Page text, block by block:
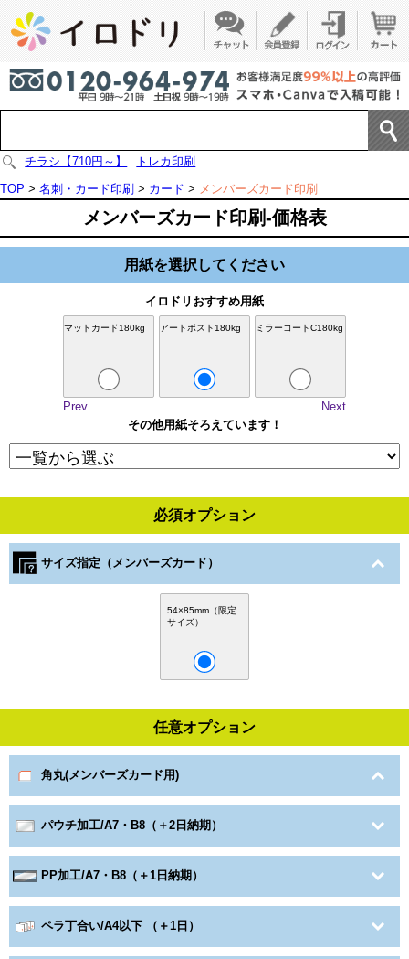
チラシ【710円～】
トレカ印刷
TOP > 名刺・カード印刷 > カード > メンバーズカード印刷
メンバーズカード印刷-価格表
用紙を選択してください
イロドリおすすめ用紙
マットカード180kg アートポスト180kg ミラーコートC180kg
Prev
Next
その他用紙そろえています！
必須オプション
サイズ指定（メンバーズカード）
54×85mm（限定
サイズ）
任意オプション
角丸(メンバーズカード用)
パウチ加工/A7・B8（＋2日納期）
PP加工/A7・B8（＋1日納期）
ペラ丁合い/A4以下 （＋1日）